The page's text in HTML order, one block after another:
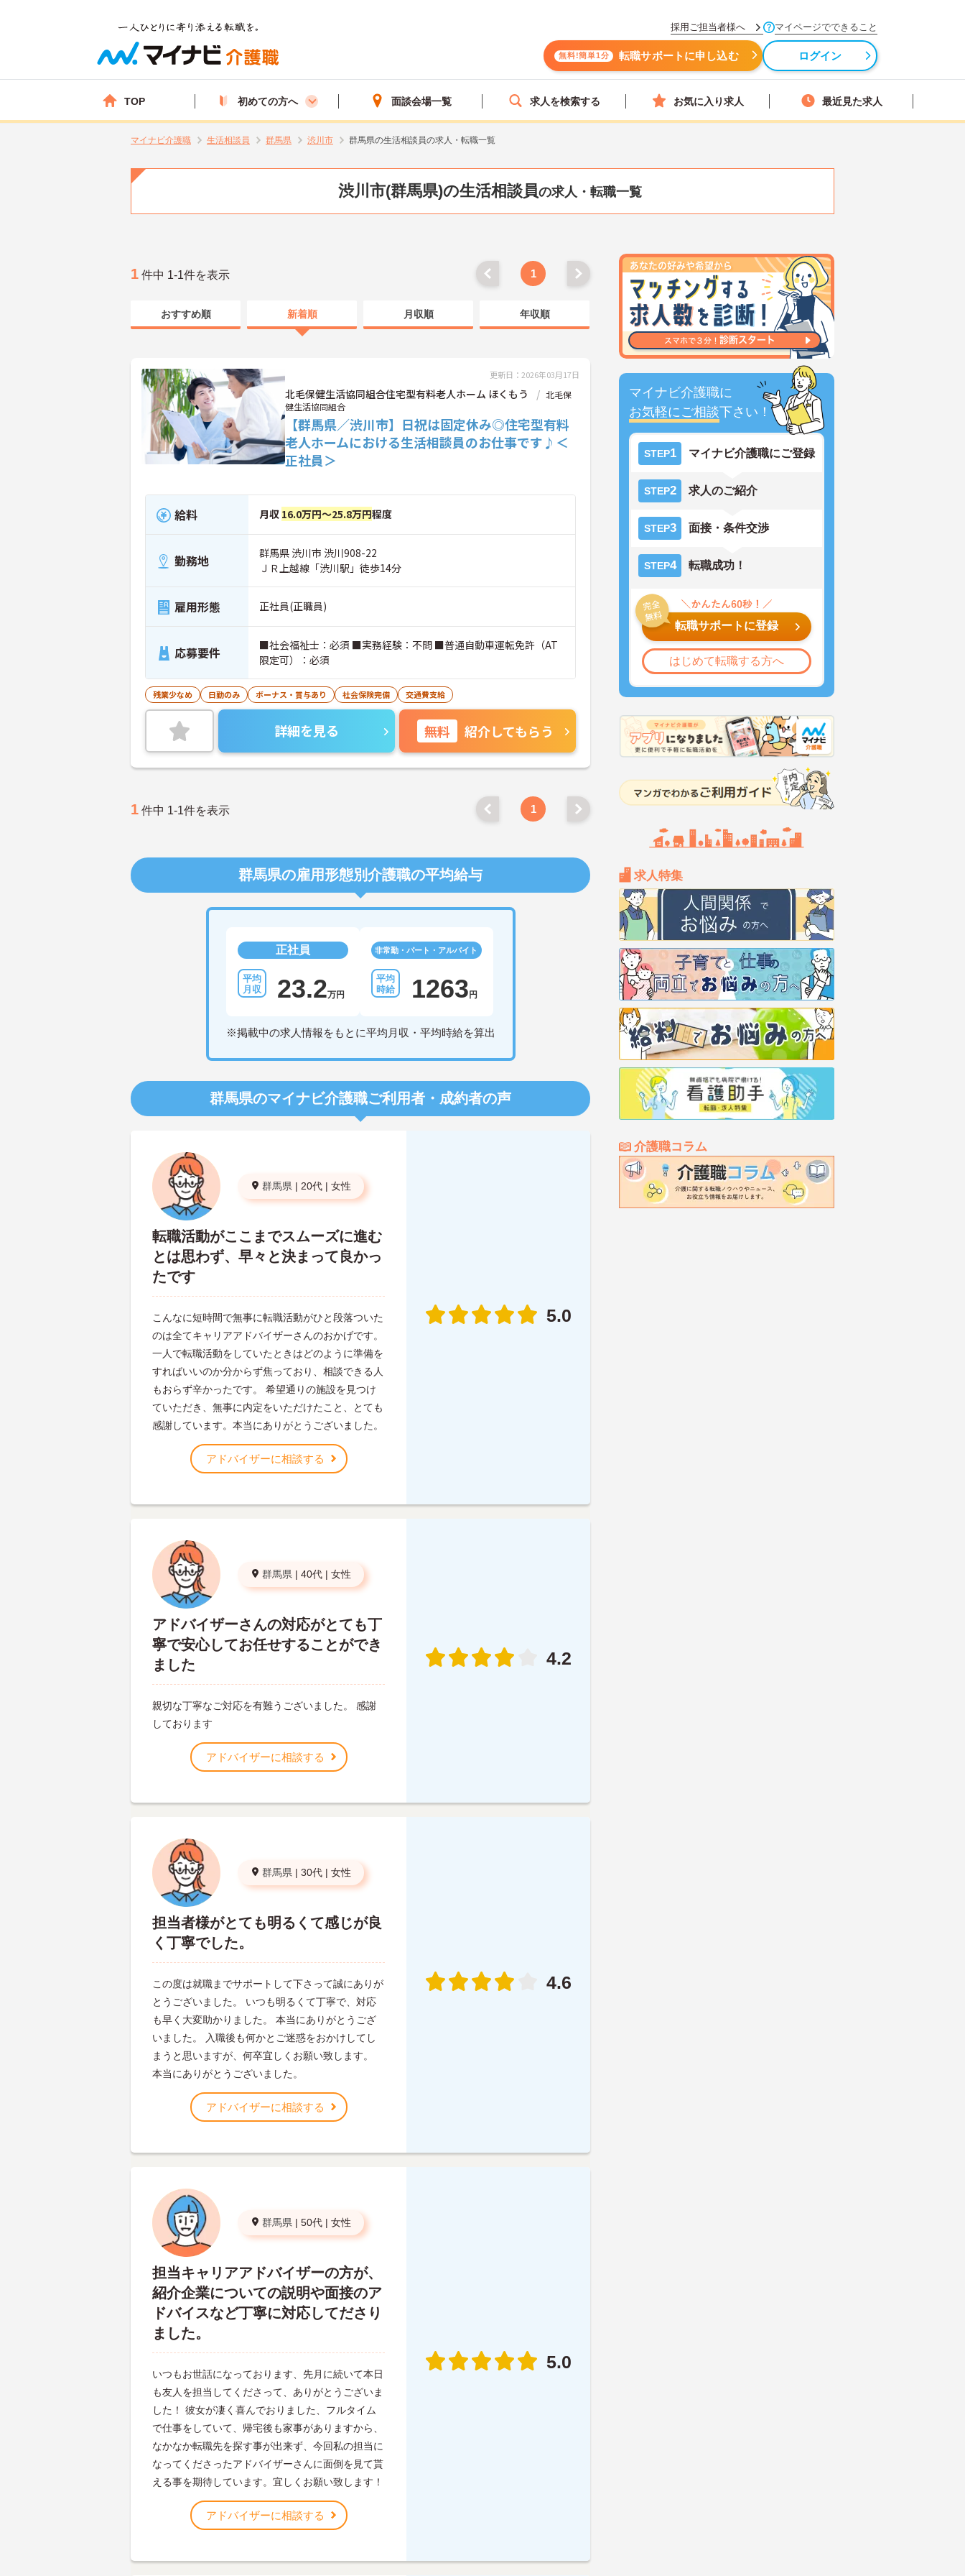
採用ご担当者様へ マイページでできること
無料!簡単1分 転職サポートに申し込む ログイン
TOP 初めての方へ 面談会場一覧 求人を検索する お気に入り求人 最近見た求人
マイナビ介護職 生活相談員 群馬県 渋川市 群馬県の生活相談員の求人・転職一覧
渋川市(群馬県)の生活相談員の求人・転職一覧
マイナビ介護職に
お気軽にご相談下さい！
STEP1 マイナビ介護職にご登録
STEP2 求人のご紹介
STEP3 面接・条件交渉
STEP4 転職成功！
転職サポートに登録
はじめて転職する方へ
求人特集
介護職コラム
1 件中 1-1件を表示 1
おすすめ順 新着順 月収順 年収順
更新日：2026年03月17日
北毛保健生活協同組合住宅型有料老人ホーム ほくもう
北毛保
健生活協同組合
【群馬県／渋川市】日祝は固定休み◎住宅型有料
老人ホームにおける生活相談員のお仕事です♪＜
正社員＞
給料 月収 16.0万円～25.8万円程度
勤務地
群馬県 渋川市 渋川908-22
ＪＲ上越線「渋川駅」徒歩14分
雇用形態 正社員(正職員)
応募要件
■社会福祉士：必須 ■実務経験：不問 ■普通自動車運転免許（AT
限定可）：必須
残業少なめ 日勤のみ ボーナス・賞与あり 社会保険完備 交通費支給
詳細を見る 無料 紹介してもらう
1 件中 1-1件を表示 1
群馬県の雇用形態別介護職の平均給与
正社員
23.2万円
非常勤・パート・アルバイト
1263 円
※掲載中の求人情報をもとに平均月収・平均時給を算出
群馬県のマイナビ介護職ご利用者・成約者の声
群馬県 | 20代 | 女性
転職活動がここまでスムーズに進む
とは思わず、早々と決まって良かっ
たです
こんなに短時間で無事に転職活動がひと段落ついた
のは全てキャリアアドバイザーさんのおかげです。
一人で転職活動をしていたときはどのように準備を
すればいいのか分からず焦っており、相談できる人
もおらず辛かったです。 希望通りの施設を見つけ
ていただき、無事に内定をいただけたこと、とても
感謝しています。本当にありがとうございました。
アドバイザーに相談する
5.0
群馬県 | 40代 | 女性
アドバイザーさんの対応がとても丁
寧で安心してお任せすることができ
ました
親切な丁寧なご対応を有難うございました。 感謝
しております
アドバイザーに相談する
4.2
群馬県 | 30代 | 女性
担当者様がとても明るくて感じが良
く丁寧でした。
この度は就職までサポートして下さって誠にありが
とうございました。 いつも明るくて丁寧で、対応
も早く大変助かりました。 本当にありがとうござ
いました。 入職後も何かとご迷惑をおかけしてし
まうと思いますが、何卒宜しくお願い致します。
本当にありがとうございました。
アドバイザーに相談する
4.6
群馬県 | 50代 | 女性
担当キャリアアドバイザーの方が、
紹介企業についての説明や面接のア
ドバイスなど丁寧に対応してださり
ました。
いつもお世話になっております、先月に続いて本日
も友人を担当してくださって、ありがとうございま
した！ 彼女が凄く喜んでおりました、フルタイム
で仕事をしていて、帰宅後も家事がありますから、
なかなか転職先を探す事が出来ず、今回私の担当に
なってくださったアドバイザーさんに面倒を見て貰
える事を期待しています。宜しくお願い致します！
アドバイザーに相談する
5.0